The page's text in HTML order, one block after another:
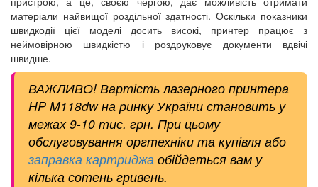
матеріали найвищої роздільної здатності. Оскільки показники
швидкодії цієї моделі досить високі, принтер працює з
неймовірною швидкістю і роздруковує документи вдвічі
швидше.
ВАЖЛИВО! Вартість лазерного принтера
HP M118dw на ринку України становить у
межах 9-10 тис. грн. При цьому
обслуговування оргтехніки та купівля або
заправка картриджа обійдеться вам у
кілька сотень гривень.